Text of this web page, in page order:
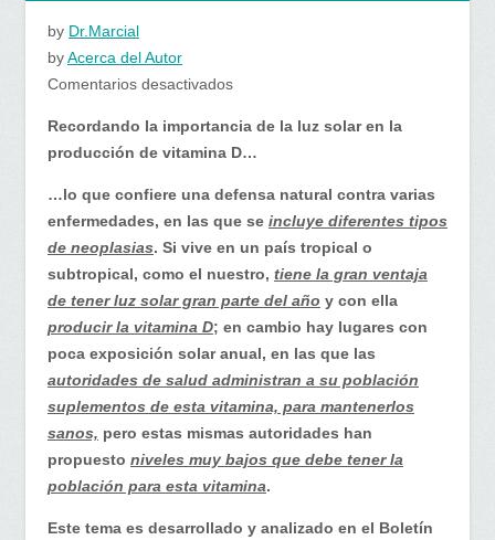
by Dr.Marcial
byAcerca del Autor
Comentarios desactivadosen
la
importancia
de
la
luz
solar
en
la
producción
de
vitamina
D…
Recordando la importancia de la luz solar en la
producción de vitamina D…
…lo que confiere una defensa natural contra varias
enfermedades, en las que se incluye diferentes tipos
de neoplasias. Si vive en un país tropical o
subtropical, como el nuestro, tiene la gran ventaja
de tener luz solar gran parte del año y con ella
producir la vitamina D; en cambio hay lugares con
poca exposición solar anual, en las que las
autoridades de salud administran a su población
suplementos de esta vitamina, para mantenerlos
sanos, pero estas mismas autoridades han
propuesto niveles muy bajos que debe tener la
población para esta vitamina.
Este tema es desarrollado y analizado en el Boletín